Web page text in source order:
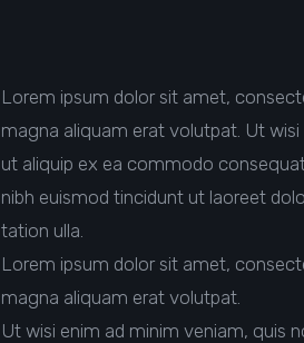
Lorem ipsum dolor sit amet,
magna aliquam erat volutpat. Ut
ut aliquip ex ea commodo
nibh euismod tincidunt ut laoreet
tation ulla.
Lorem ipsum dolor sit amet,
magna aliquam erat volutpat.
Ut wisi enim ad minim veniam, quis